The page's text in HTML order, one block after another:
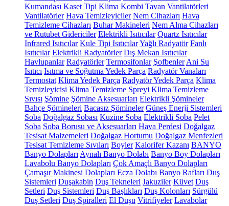
Kumandası Kaset Tipi Klima Kombi Tavan Vantilatörleri
Vantilatörler Hava Temizleyiciler Nem Cihazları Hava
Temizleme Cihazları Buhar Makineleri Nem Alma Cihazları
ve Rutubet Gidericiler Elektrikli Isıtıcılar Quartz Isıtıcılar
Infrared Isıtıcılar Kule Tipi IsıtıcılarYağlı Radyatör Fanlı
Isıtıcılar Elektrikli Radyatörler Dış Mekan Isıtıcılar
Havlupanlar Radyatörler Termosifonlar Şofbenler Ani Su
Isıtıcı Isıtma ve Soğutma Yedek Parça Radyatör Vanaları
Termostat Klima Yedek Parça Radyatör Yedek Parça Klima
Temizleyicisi Klima Temizleme Spreyi Klima Temizleme
Sıvısı Şömine Şömine Aksesuarları Elektrikli Şömineler
Bahçe Şömineleri Bacasız Şömineler Güneş Enerji Sistemleri
Soba Doğalgaz Sobası Kuzine Soba Elektrikli Soba Pelet
Soba Soba Borusu ve Aksesuarları Hava Perdesi Doğalgaz
Tesisat Malzemeleri Doğalgaz Hortumu Doğalgaz Menfezleri
Tesisat Temizleme Sıvıları Boyler Kalorifer Kazanı BANYO
Banyo Dolapları Aynalı Banyo Dolabı Banyo Boy Dolapları
Lavabolu Banyo Dolapları Çok Amaçlı Banyo Dolapları
Çamaşır Makinesi Dolapları Ecza Dolabı Banyo Rafları Duş
Sistemleri Duşakabin Duş Tekneleri Jakuziler Küvet Duş
Setleri Duş Sistemleri Duş Başlıkları Duş Kolonları Sürgülü
Duş Setleri Duş Spiralleri El Duşu Vitrifiyeler Lavabolar